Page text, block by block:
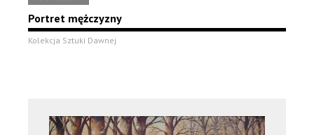
Portret mężczyzny
Kolekcja Sztuki Dawnej